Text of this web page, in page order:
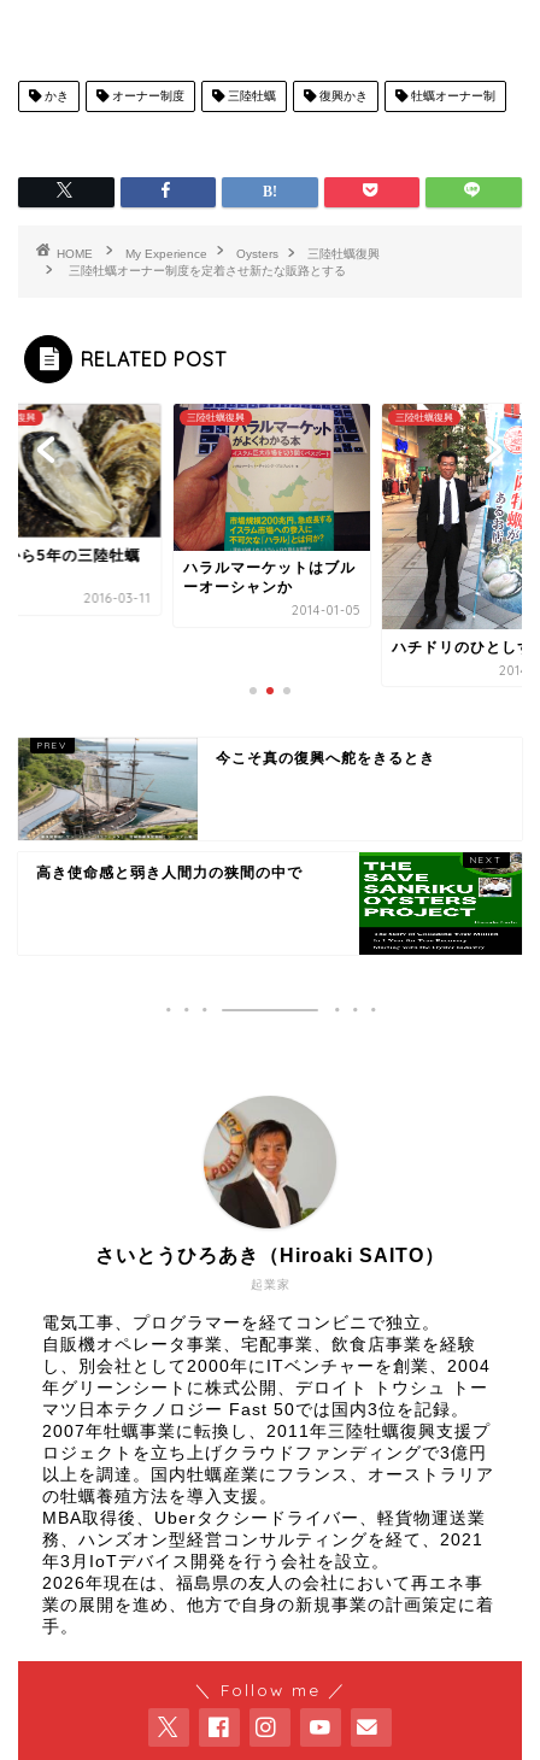
かき オーナー制度 三陸牡蠣 復興かき 牡蠣オーナー制
HOME My Experience Oysters
三陸牡蠣復興
三陸牡蠣オーナー制度を定着させ新たな販路とする
RELATED POST
蠣復興
から5年の三陸牡蠣
2016-03-11
三陸牡蠣復興
ハラルマーケットはブル
ーオーシャンか
2014-01-05
三陸牡蠣復興
ハチドリのひとしず
2014-
今こそ真の復興へ舵をきるとき
高き使命感と弱き人間力の狭間の中で
起業家
さいとうひろあき（Hiroaki SAITO）
電気工事、プログラマーを経てコンビニで独立。
自販機オペレータ事業、宅配事業、飲食店事業を経験
し、別会社として2000年にITベンチャーを創業、2004
年グリーンシートに株式公開、 デロイト トウシュ トー
マツ日本テクノロジー Fast 50では国内3位を記録。
2007年牡蠣事業に転換し、2011年三陸牡蠣復興支援プ
ロジェクトを立ち上げクラウドファンディングで3億円
以上を調達。国内牡蠣産業にフランス、オーストラリア
の牡蠣養殖方法を導入支援。
MBA取得後、Uberタクシードライバー、軽貨物運送業
務、ハンズオン型経営コンサルティングを経て、2021
年3月IoTデバイス開発を行う会社を設立。
2026年現在は、福島県の友人の会社において再エネ事
業の展開を進め、他方で自身の新規事業の計画策定に着
手。
＼ Follow me ／